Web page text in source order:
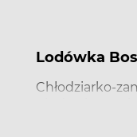
Lodówka
Chłodziarko-